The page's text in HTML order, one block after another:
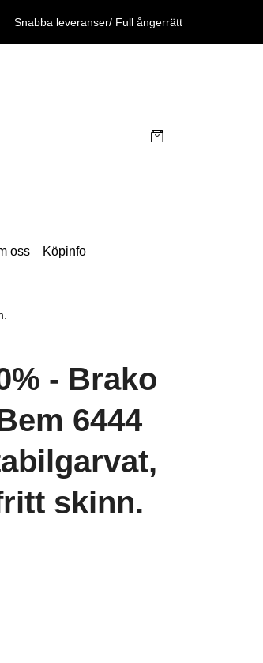
Snabba leveranser/ Full ångerrätt
oss Köpinfo
- Brako
6444
skinn.